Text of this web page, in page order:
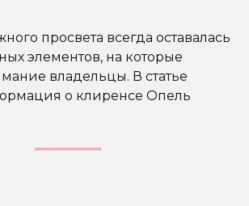
просвета всегда оставалась
элементов, на которые
владельцы. В статье
о клиренсе Опель